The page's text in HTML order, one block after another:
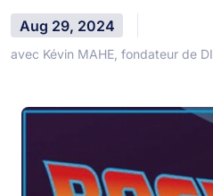
Aug 29, 2024
avec Kévin MAHE, fondateur de